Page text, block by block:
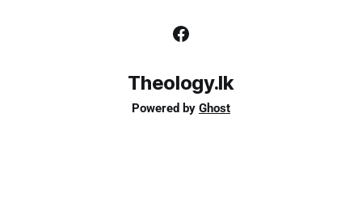
Theology.lk
Powered by Ghost